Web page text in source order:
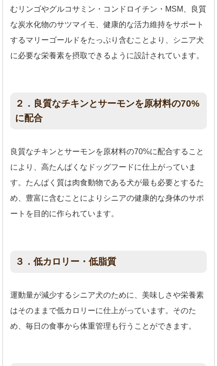
むリンゴやグルコサミン・コンドロイチン・MSM、良質
な炭水化物のサツマイモ、健康的な活力維持をサポート
するマリーゴールドをたっぷり含むことより、シニア犬
に必要な栄養素を摂取できるように設計されています。
２．良質なチキンとサーモンを原材料の70%
に配合
良質なチキンとサーモンを原材料の70%に配合すること
により、高たんぱくなドッグフードに仕上がっていま
す。たんぱく質は肉食動物である犬が最も必要とするた
め、豊富に含むことによりシニアの健康的な身体のサポ
ートを目的に作られています。
３．低カロリー・低脂質
運動量が減少するシニア犬のために、美味しさや栄養素
はそのままで低カロリーに仕上がっています。そのた
め、毎日の食事から体重管理も行うことができます。